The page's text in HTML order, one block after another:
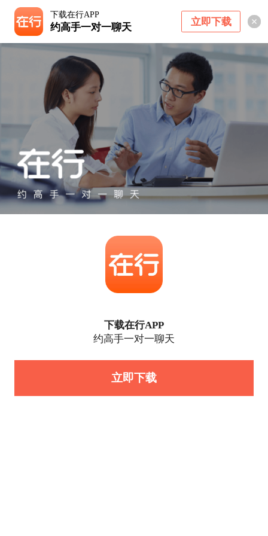
下载在行APP
约高手一对一聊天 立即下载
下载在行APP
约高手一对一聊天
立即下载